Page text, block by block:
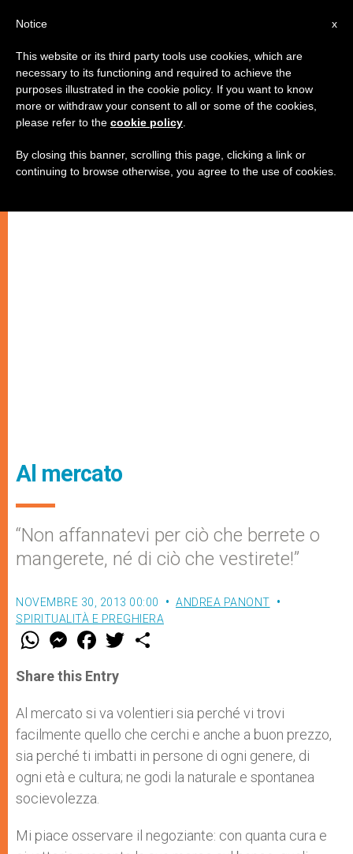
Al mercato
“Non affannatevi per ciò che berrete o
mangerete, né di ciò che vestirete!”
NOVEMBRE 30, 2013 00:00
ANDREA PANONT
SPIRITUALITÀ E PREGHIERA
W
t
s
p
p
M
e
s
e
g
e
r
F
a
e
b
o
k
w
r
Share this Entry
Al mercato si va volentieri sia perché vi trovi
facilmente quello che cerchi e anche a buon prezzo,
sia perché ti imbatti in persone di ogni genere, di
ogni età e cultura; ne godi la naturale e spontanea
socievolezza.
Mi piace osservare il negoziante: con quanta cura e
x
Notice
This website or its third party tools use cookies, which are
necessary to its functioning and required to achieve the
purposes illustrated in the cookie policy. If you want to know
more or withdraw your consent to all or some of the cookies,
please refer to the cookie policy
By closing this banner, scrolling this page, clicking a link or
continuing to browse otherwise, you agree to the use of cookies.